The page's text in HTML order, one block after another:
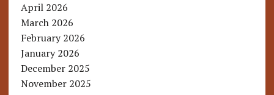
April 2026
March 2026
February 2026
January 2026
December 2025
November 2025